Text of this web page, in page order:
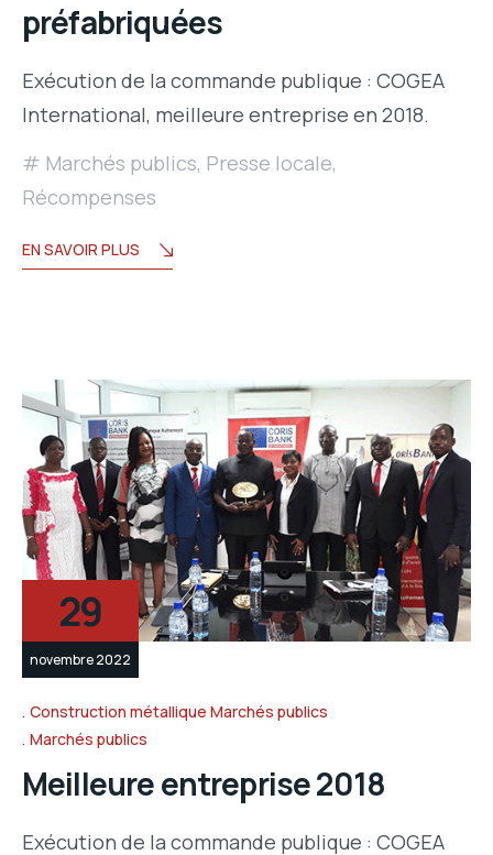
préfabriquées
Exécution de la commande publique : COGEA
International, meilleure entreprise en 2018.
Marchés publics, Presse locale,
Récompenses
EN SAVOIR PLUS
29
novembre 2022
Construction métallique Marchés publics
Marchés publics
Meilleure entreprise 2018
Exécution de la commande publique : COGEA